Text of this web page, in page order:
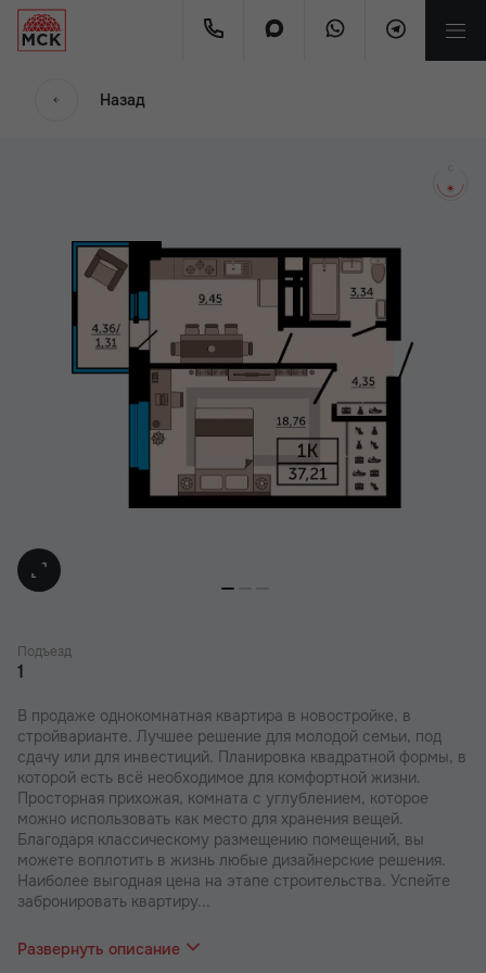
Назад
Подъезд
1
В продаже однокомнатная квартира в новостройке, в
стройварианте. Лучшее решение для молодой семьи, под
сдачу или для инвестиций. Планировка квадратной формы, в
которой есть всё необходимое для комфортной жизни.
Просторная прихожая, комната с углублением, которое
можно использовать как место для хранения вещей.
Благодаря классическому размещению помещений, вы
можете воплотить в жизнь любые дизайнерские решения.
Наиболее выгодная цена на этапе строительства. Успейте
забронировать квартиру...
В наших ЖК действуют индивидуальные акции и скидки. В
Развернуть описание